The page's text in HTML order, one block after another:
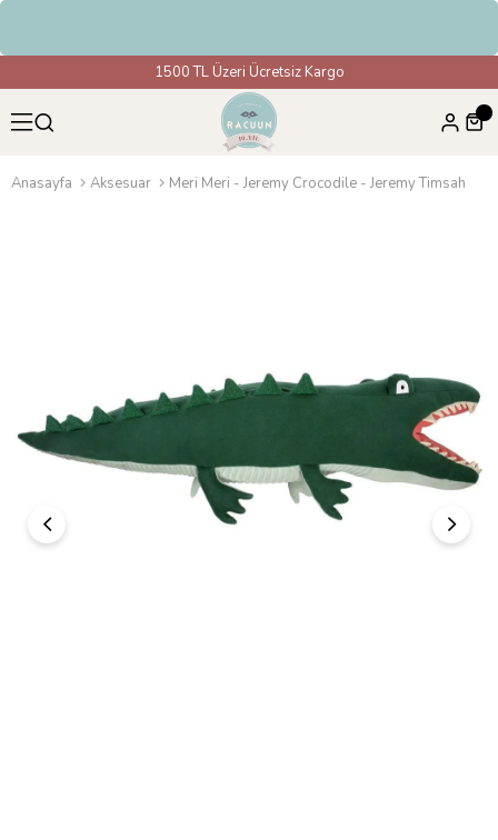
1500 TL Üzeri Ücretsiz Kargo
Anasayfa Aksesuar Meri Meri - Jeremy Crocodile - Jeremy Timsah